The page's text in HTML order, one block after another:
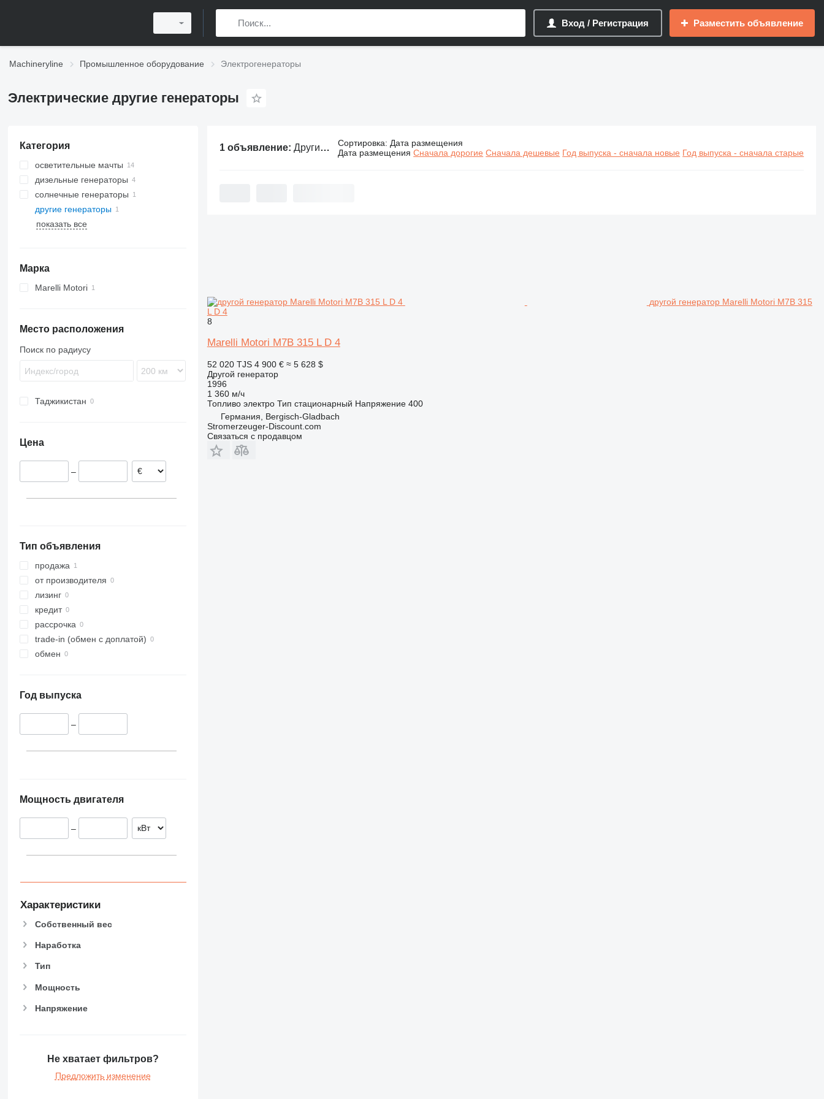
Вход / Регистрация Разместить объявление
Machineryline Промышленное оборудование Электрогенераторы
Электрические другие генераторы
Категория
осветительные мачты
дизельные генераторы
солнечные генераторы
другие генераторы
показать все
Марка
Marelli Motori
Место расположения
Поиск по радиусу
Таджикистан
Цена
–
Тип объявления
продажа
от производителя
лизинг
кредит
рассрочка
trade-in (обмен с доплатой)
обмен
Год выпуска
–
Мощность двигателя
–
Характеристики
Собственный вес
Наработка
Тип
Мощность
Напряжение
Не хватает фильтров?
Предложить изменение
1 объявление: Другие генераторы Сортировка: Дата размещения
Дата размещения Сначала дорогие Сначала дешевые Год выпуска - сначала новые Год выпуска - сначала старые
другой генератор Marelli Motori M7B 315
L D 4
8
Marelli Motori M7B 315 L D 4
52 020 TJS 4 900 € ≈ 5 628 $
Другой генератор
1996
1 360 м/ч
Топливо электро Тип стационарный Напряжение 400
Германия, Bergisch-Gladbach
Stromerzeuger-Discount.com
Связаться с продавцом